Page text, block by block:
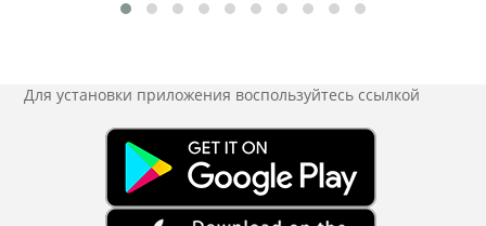
Для установки приложения воспользуйтесь ссылкой